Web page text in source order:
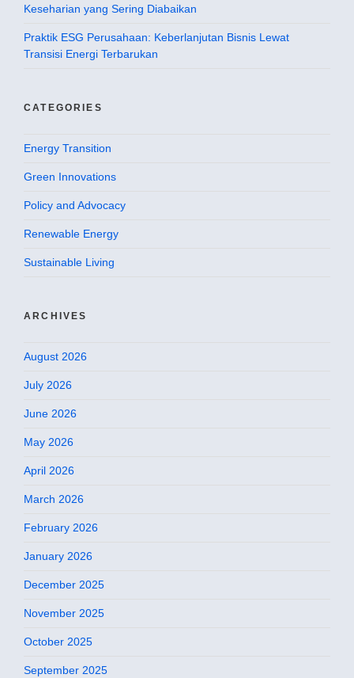
Keseharian yang Sering Diabaikan
Praktik ESG Perusahaan: Keberlanjutan Bisnis Lewat
Transisi Energi Terbarukan
CATEGORIES
Energy Transition
Green Innovations
Policy and Advocacy
Renewable Energy
Sustainable Living
ARCHIVES
August 2026
July 2026
June 2026
May 2026
April 2026
March 2026
February 2026
January 2026
December 2025
November 2025
October 2025
September 2025